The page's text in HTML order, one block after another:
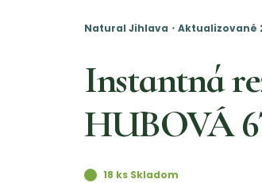
Natural Jihlava・Aktualizované
Instantná
HUBOVÁ
18 ks Skladom